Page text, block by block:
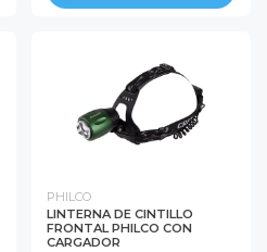
PHILCO
LINTERNA DE CINTILLO
FRONTAL PHILCO CON
CARGADOR